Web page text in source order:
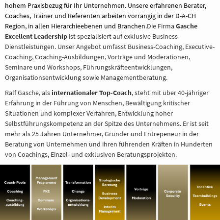
hohem Praxisbezug für Ihr Unternehmen. Unsere erfahrenen Berater,
Coaches, Trainer und Referenten arbeiten vorrangig in der D-A-CH
Region, in allen Hierarchieebenen und Branchen.Die Firma Gasche
Excellent Leadership ist spezialisiert auf exklusive Business-
Dienstleistungen. Unser Angebot umfasst Business-Coaching, Executive-
Coaching, Coaching-Ausbildungen, Vorträge und Moderationen,
Seminare und Workshops, Führungskräfteentwicklungen,
Organisationsentwicklung sowie Managementberatung.
Ralf Gasche, alsinternationaler Top-Coach, steht mit über 40-jähriger
Erfahrung in der Führung von Menschen, Bewältigung kritischer
Situationen und komplexer Verfahren, Entwicklung hoher
Selbstführungskompetenz an der Spitze des Unternehmens. Er ist seit
mehr als 25 Jahren Unternehmer, Gründer und Entrepeneur in der
Beratung von Unternehmen und ihren führenden Kräften in Hunderten
von Coachings, Einzel- und exklusiven Beratungsprojekten.